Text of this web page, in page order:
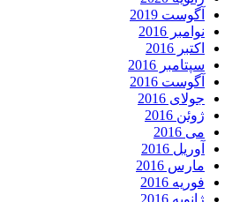
آگوست 2019
نوامبر 2016
اکتبر 2016
سپتامبر 2016
آگوست 2016
جولای 2016
ژوئن 2016
می 2016
آوریل 2016
مارس 2016
فوریه 2016
ژانویه 2016